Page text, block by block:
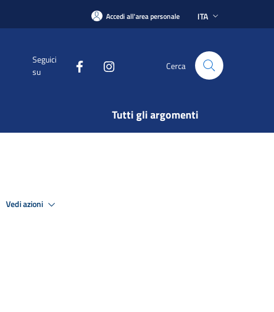
Accedi all'area personale ITA
Seguici
su
Cerca
Tutti gli argomenti
Vedi azioni